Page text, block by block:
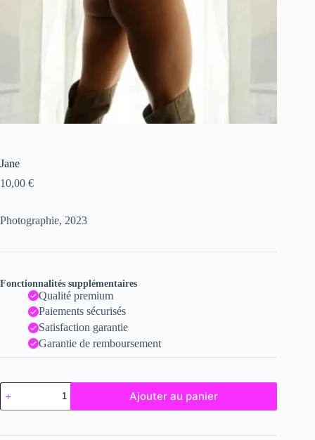
Jane
10,00 €
Photographie, 2023
Fonctionnalités supplémentaires
Qualité premium
Paiements sécurisés
Satisfaction garantie
Garantie de remboursement
quantité
de
Jane
Ajouter au panier